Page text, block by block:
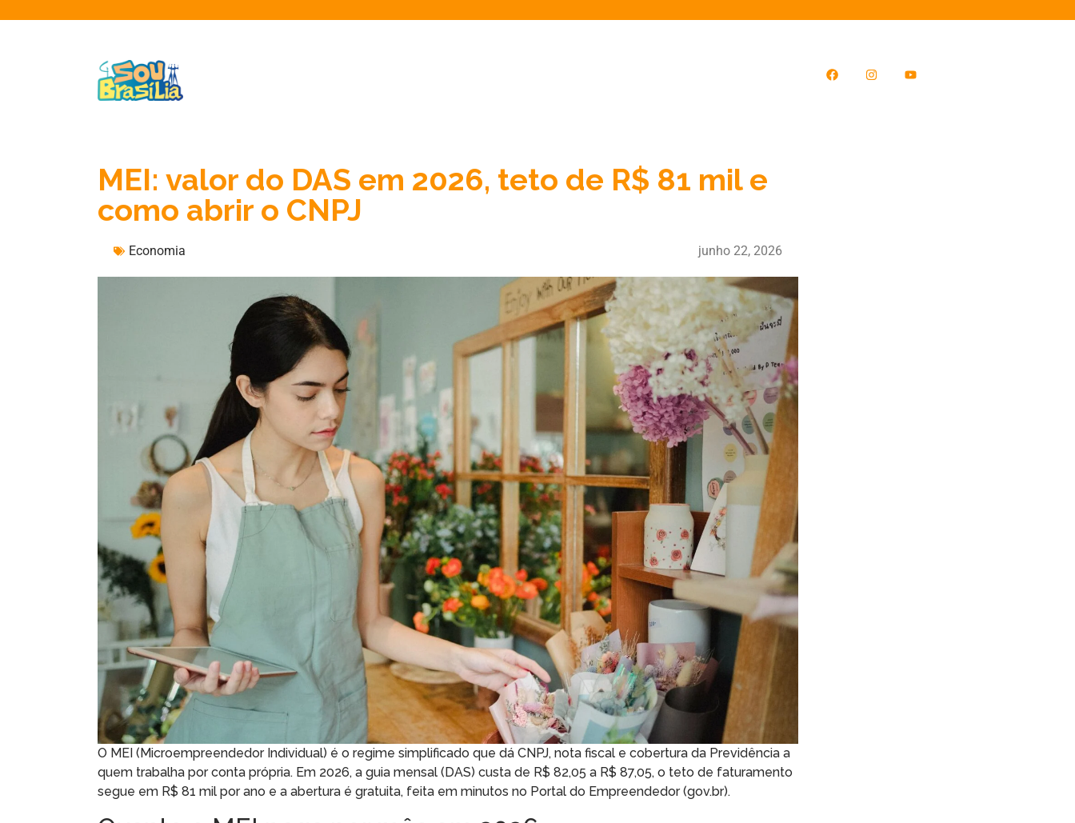
MEI: valor do DAS em 2026, teto de R$ 81 mil e
como abrir o CNPJ
Economia junho 22, 2026
O MEI (Microempreendedor Individual) é o regime simplificado que dá CNPJ, nota fiscal e cobertura da Previdência a
quem trabalha por conta própria. Em 2026, a guia mensal (DAS) custa de R$ 82,05 a R$ 87,05, o teto de faturamento
segue em R$ 81 mil por ano e a abertura é gratuita, feita em minutos no Portal do Empreendedor (gov.br).